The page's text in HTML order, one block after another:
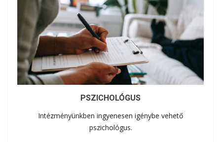
PSZICHOLÓGUS
Intézményünkben ingyenesen igénybe vehető
pszichológus.